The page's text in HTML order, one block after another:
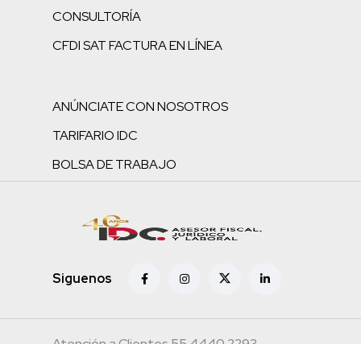
CONSULTORÍA
CFDI SAT FACTURA EN LÍNEA
ANÚNCIATE CON NOSOTROS
TARIFARIO IDC
BOLSA DE TRABAJO
Siguenos